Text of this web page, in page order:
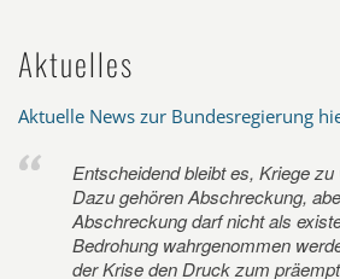
Aktuelles
Aktuelle News zur Bundesregierung
Entscheidend bleibt es, Kriege zu
Dazu gehören Abschreckung,
Abschreckung darf nicht als
Bedrohung wahrgenommen
der Krise den Druck zum